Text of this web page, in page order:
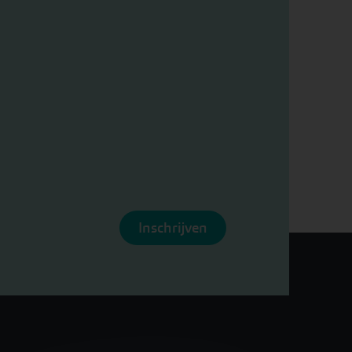
Inschrijven